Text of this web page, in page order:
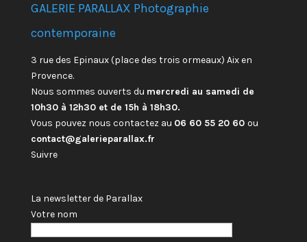
GALERIE PARALLAX Photographie
contemporaine
3 rue des Epinaux (place des trois ormeaux) Aix en
Provence.
Nous sommes ouverts du mercredi au samedi de
10h30 à 12h30 et de 15h à 18h30.
Vous pouvez nous contactez au 06 60 55 20 60 ou
contact@galerieparallax.fr
Suivre
La newsletter de Parallax
Votre nom